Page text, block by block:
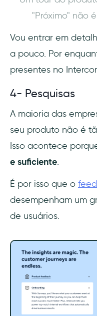
"Próximo" não
Vou entrar em
a pouco. Por
presentes no
4- Pesquisas
A maioria das
seu produto não é
Isso acontece
e suficiente.
É por isso que o
desempenham um
de usuários.